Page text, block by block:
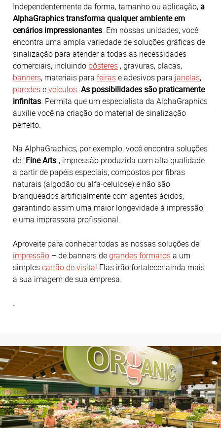
Independentemente da forma, tamanho ou aplicação,a
AlphaGraphics transforma qualquer ambiente em
cenários impressionantes. Em nossas unidades, você
encontra uma ampla variedade de soluções gráficas de
sinalização para atender a todas as necessidades
comerciais, incluindo pôsteres , gravuras, placas,
banners, materiais para feirase adesivos para janelas,
paredeseveículos. As possibilidades são praticamente
infinitas. Permita que um especialista da AlphaGraphics
auxilie você na criação do material de sinalização
perfeito.
Na AlphaGraphics, por exemplo, você encontra soluções
de "Fine Arts", impressão produzida com alta qualidade
a partir de papéis especiais, compostos por fibras
naturais (algodão ou alfa-celulose) e não são
branqueados artificialmente com agentes ácidos,
garantindo assim uma maior longevidade à impressão,
e uma impressora profissional.
Aproveite para conhecer todas as nossas soluções de
impressão – de banners degrandes formatosa um
simplescartão de visita! Elas irão fortalecer ainda mais
a sua imagem de sua empresa.
.